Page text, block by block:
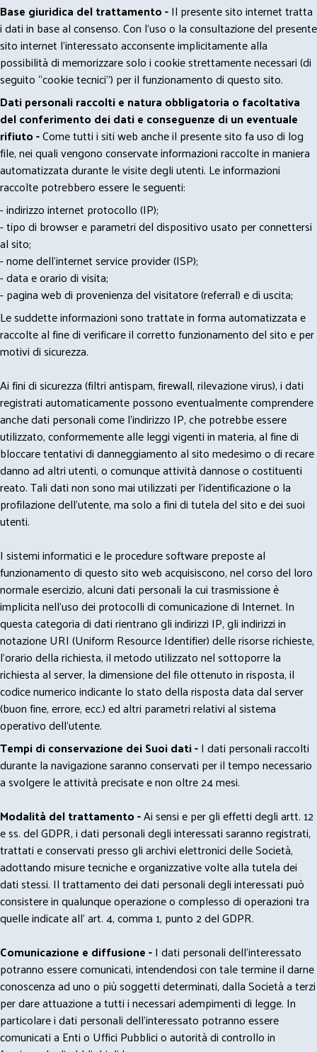
Base giuridica del trattamento -Il presente sito internet tratta
i dati in base al consenso. Con l'uso o la consultazione del presente
sito internet l’interessato acconsente implicitamente alla
possibilità di memorizzare solo i cookie strettamente necessari (di
seguito “cookie tecnici”) per il funzionamento di questo sito.
Dati personali raccolti e natura obbligatoria o facoltativa
del conferimento dei dati e conseguenze di un eventuale
rifiuto -Come tutti i siti web anche il presente sito fa uso di log
file, nei quali vengono conservate informazioni raccolte in maniera
automatizzata durante le visite degli utenti. Le informazioni
raccolte potrebbero essere le seguenti:
- indirizzo internet protocollo (IP);
- tipo di browser e parametri del dispositivo usato per connettersi
al sito;
- nome dell'internet service provider (ISP);
- data e orario di visita;
- pagina web di provenienza del visitatore (referral) e di uscita;
Le suddette informazioni sono trattate in forma automatizzata e
raccolte al fine di verificare il corretto funzionamento del sito e per
motivi di sicurezza.
Ai fini di sicurezza (filtri antispam, firewall, rilevazione virus), i dati
registrati automaticamente possono eventualmente comprendere
anche dati personali come l'indirizzo IP, che potrebbe essere
utilizzato, conformemente alle leggi vigenti in materia, al fine di
bloccare tentativi di danneggiamento al sito medesimo o di recare
danno ad altri utenti, o comunque attività dannose o costituenti
reato. Tali dati non sono mai utilizzati per l'identificazione o la
profilazione dell'utente, ma solo a fini di tutela del sito e dei suoi
utenti.
I sistemi informatici e le procedure software preposte al
funzionamento di questo sito web acquisiscono, nel corso del loro
normale esercizio, alcuni dati personali la cui trasmissione è
implicita nell'uso dei protocolli di comunicazione di Internet. In
questa categoria di dati rientrano gli indirizzi IP, gli indirizzi in
notazione URI (Uniform Resource Identifier) delle risorse richieste,
l'orario della richiesta, il metodo utilizzato nel sottoporre la
richiesta al server, la dimensione del file ottenuto in risposta, il
codice numerico indicante lo stato della risposta data dal server
(buon fine, errore, ecc.) ed altri parametri relativi al sistema
operativo dell'utente.
Tempi di conservazione dei Suoi dati -I dati personali raccolti
durante la navigazione saranno conservati per il tempo necessario
a svolgere le attività precisate e non oltre 24 mesi.
Modalità del trattamento -Ai sensi e per gli effetti degli artt. 12
e ss. del GDPR, i dati personali degli interessati saranno registrati,
trattati e conservati presso gli archivi elettronici delle Società,
adottando misure tecniche e organizzative volte alla tutela dei
dati stessi. Il trattamento dei dati personali degli interessati può
consistere in qualunque operazione o complesso di operazioni tra
quelle indicate all' art. 4, comma 1, punto 2 del GDPR.
Comunicazione e diffusione -I dati personali dell’interessato
potranno essere comunicati, intendendosi con tale termine il darne
conoscenza ad uno o più soggetti determinati, dalla Società a terzi
per dare attuazione a tutti i necessari adempimenti di legge. In
particolare i dati personali dell’interessato potranno essere
comunicati a Enti o Uffici Pubblici o autorità di controllo in